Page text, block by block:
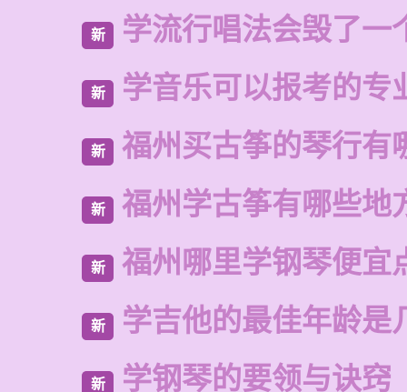
新 学流行唱法会毁了一
新 学音乐可以报考的专
新 福州买古筝的琴行有
新 福州学古筝有哪些地
新 福州哪里学钢琴便宜
新 学吉他的最佳年龄是
新 学钢琴的要领与诀窍